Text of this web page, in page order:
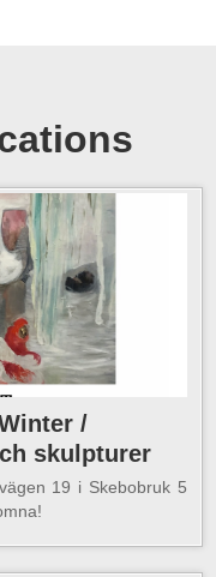
/
skulpturer
19 i Skebobruk 5